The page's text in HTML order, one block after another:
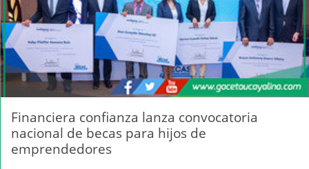
Financiera confianza lanza convocatoria
nacional de becas para hijos de
emprendedores